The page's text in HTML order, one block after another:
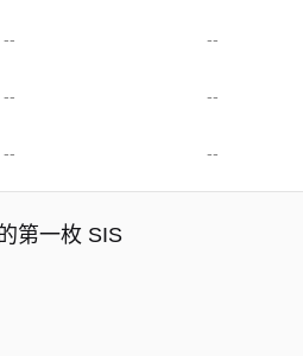
-- --
-- --
-- --
第一枚 SIS